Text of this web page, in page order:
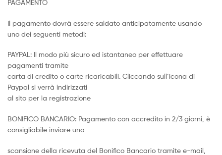
PAGAMENTO
Il pagamento dovrà essere saldato anticipatamente usando
uno dei seguenti metodi:
PAYPAL: Il modo più sicuro ed istantaneo per effettuare
pagamenti tramite
carta di credito o carte ricaricabili. Cliccando sull’icona di
Paypal si verrà indirizzati
al sito per la registrazione
BONIFICO BANCARIO: Pagamento con accredito in 2/3 giorni, è
consigliabile inviare una
scansione della ricevuta del Bonifico Bancario tramite e-mail,